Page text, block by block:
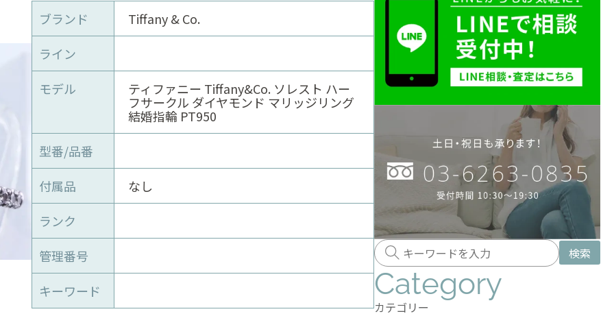
ブランド
Tiffany & Co.
ライン
モデル
ティファニー Tiffany&Co. ソレスト ハー
フサークル ダイヤモンド マリッジリング
結婚指輪 PT950
型番/品番
付属品
なし
ランク
管理番号
キーワード
検索
Category
カテゴリー